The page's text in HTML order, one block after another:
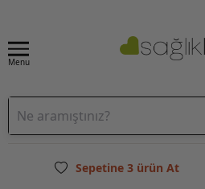
Menu
Sepetine 3 ürün At